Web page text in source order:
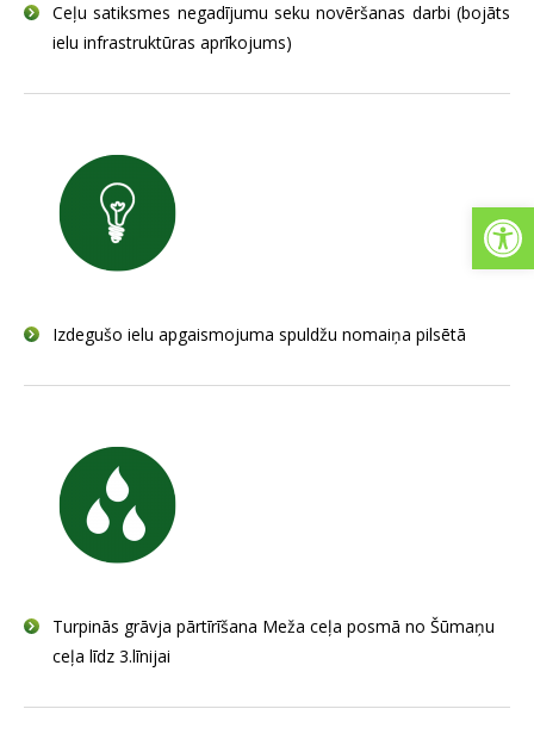
Ceļu satiksmes negadījumu seku novēršanas darbi (bojāts
ielu infrastruktūras aprīkojums)
Izdegušo ielu apgaismojuma spuldžu nomaiņa pilsētā
Turpinās grāvja pārtīrīšana Meža ceļa posmā no Šūmaņu
ceļa līdz 3.līnijai